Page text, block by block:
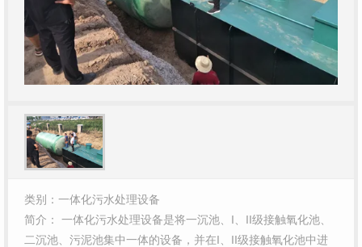
类别：一体化污水处理设备
简介： 一体化污水处理设备是将一沉池、I、II级接触氧化池、
二沉池、污泥池集中一体的设备，并在I、II级接触氧化池中进